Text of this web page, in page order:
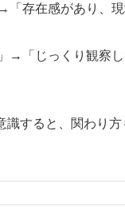
「存在感があり、
→「じっくり観察
識すると、関わり